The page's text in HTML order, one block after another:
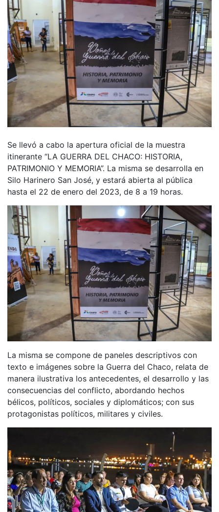
Se llevó a cabo la apertura oficial de la muestra
itinerante “LA GUERRA DEL CHACO: HISTORIA,
PATRIMONIO Y MEMORIA”. La misma se desarrolla en
Silo Harinero San José, y estará abierta al pública
hasta el 22 de enero del 2023, de 8 a 19 horas.
La misma se compone de paneles descriptivos con
texto e imágenes sobre la Guerra del Chaco, relata de
manera ilustrativa los antecedentes, el desarrollo y las
consecuencias del conflicto, abordando hechos
bélicos, políticos, sociales y diplomáticos; con sus
protagonistas políticos, militares y civiles.